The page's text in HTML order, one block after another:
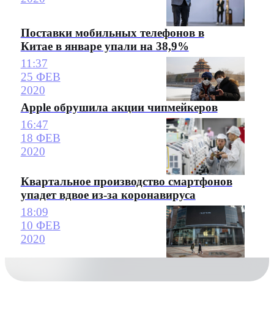
Поставки мобильных телефонов в
Китае в январе упали на 38,9%
11:37
25 ФЕВ
2020
Apple обрушила акции чипмейкеров
16:47
18 ФЕВ
2020
Квартальное производство смартфонов
упадет вдвое из-за коронавируса
18:09
10 ФЕВ
2020